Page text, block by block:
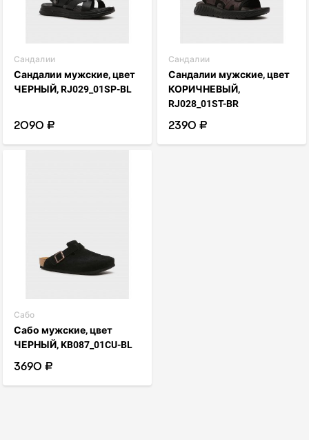
Сандалии
Сандалии мужские, цвет
ЧЕРНЫЙ, RJ029_01SP-BL
2090 ₽
Сандалии
Сандалии мужские, цвет
КОРИЧНЕВЫЙ,
RJ028_01ST-BR
2390 ₽
Сабо
Сабо мужские, цвет
ЧЕРНЫЙ, KB087_01CU-BL
3690 ₽